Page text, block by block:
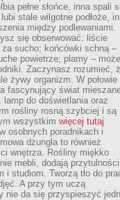
pełne słońce, inna spali
stale wilgotne podłoże,
między podlewaniami.
się obserwować: liście
sucho; końcówki schną –
powietrze; plamy – może
Zaczynasz rozumieć,
żywy organizm. W połowie
fascynujący świat
lamp do doświetlania oraz
rośliny rosną szybciej i są
wszystkim więcej tutaj
osobnych poradnikach i
dżungla to również
wnętrza. Rośliny miękko
mebli, dodają przytulności
i studiom. Tworzą tło do
A przy tym uczą
nie da się przyspieszyć